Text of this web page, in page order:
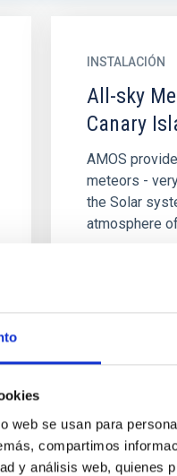
web se usan para
compartimos
y análisis web, quienes
INSTALACIÓN
All-sky
Canary
AMOS
meteors -
the Solar
atmosphere